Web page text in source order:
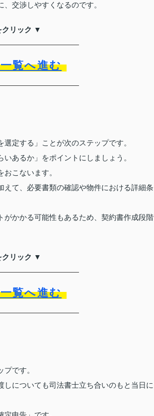
交渉しやすくなるのです。
クリック ▼
覧へ進む
定する」ことが次のステップです。
あるか」をポイントにしましょう。
こないます。
て、必要書類の確認や物件における詳細条
がかかる可能性もあるため、契約書作成段階
クリック ▼
覧へ進む
です。
についても司法書士立ち合いのもと当日に